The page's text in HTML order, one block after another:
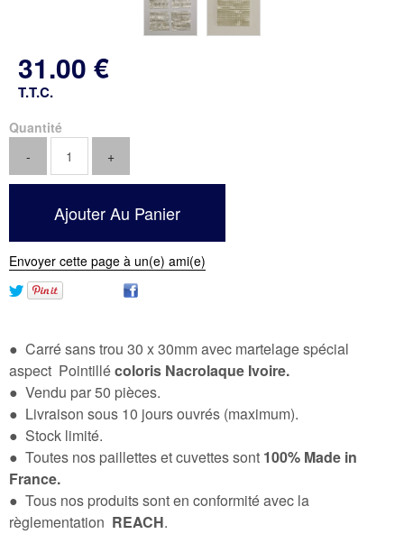
31.00 €
T.T.C.
Quantité
Envoyer cette page à un(e) ami(e)
● Carré sans trou 30 x 30mm avec martelage spécial
aspect Pointillécoloris Nacrolaque Ivoire.
● Vendu par 50 pièces.
● Livraison sous 10 jours ouvrés (maximum).
● Stock limité.
● Toutes nos paillettes et cuvettes sont 100% Made in
France.
● Tous nos produits sont en conformité avec la
règlementation REACH.